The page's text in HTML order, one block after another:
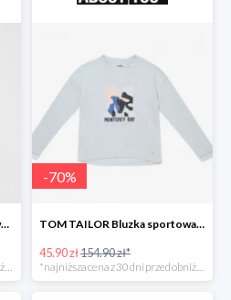
MAMALICIOUS Bluzka ciążowa -23%
-70%
TOM TAILOR Bluzka sportowa -70%
45.90 zł154.90 zł*